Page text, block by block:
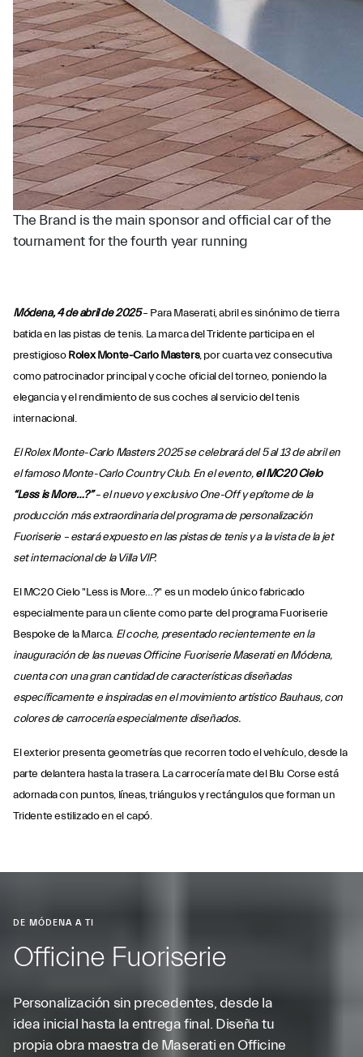
The Brand is the main sponsor and official car of the
tournament for the fourth year running
Módena, 4 de abril de 2025– Para Maserati, abril es sinónimo de tierra
batida en las pistas de tenis. La marca del Tridente participa en el
prestigiosoRolex Monte-Carlo Masters, por cuarta vez consecutiva
como patrocinador principal y coche oficial del torneo, poniendo la
elegancia y el rendimiento de sus coches al servicio del tenis
internacional.
El Rolex Monte-Carlo Masters 2025 se celebrará del 5 al 13 de abril en
el famoso Monte-Carlo Country Club. En el evento,el MC20 Cielo
“Less is More…?”– el nuevo y exclusivo One-Off y epítome de la
producción más extraordinaria del programa de personalización
Fuoriserie – estará expuesto en las pistas de tenis y a la vista de la jet
set internacional de la Villa VIP.
El MC20 Cielo "Less is More…?" es un modelo único fabricado
especialmente para un cliente como parte del programa Fuoriserie
Bespoke de la Marca. El coche, presentado recientemente en la
inauguración de las nuevas Officine Fuoriserie Maserati en Módena,
cuenta con una gran cantidad de características diseñadas
específicamente e inspiradas en el movimiento artístico Bauhaus, con
colores de carrocería especialmente diseñados.
El exterior presenta geometrías que recorren todo el vehículo, desde la
parte delantera hasta la trasera. La carrocería mate del Blu Corse está
adornada con puntos, líneas, triángulos y rectángulos que forman un
Tridente estilizado en el capó.
DE MÓDENA A TI
Officine Fuoriserie
Personalización sin precedentes, desde la
idea inicial hasta la entrega final. Diseña tu
propia obra maestra de Maserati en Officine